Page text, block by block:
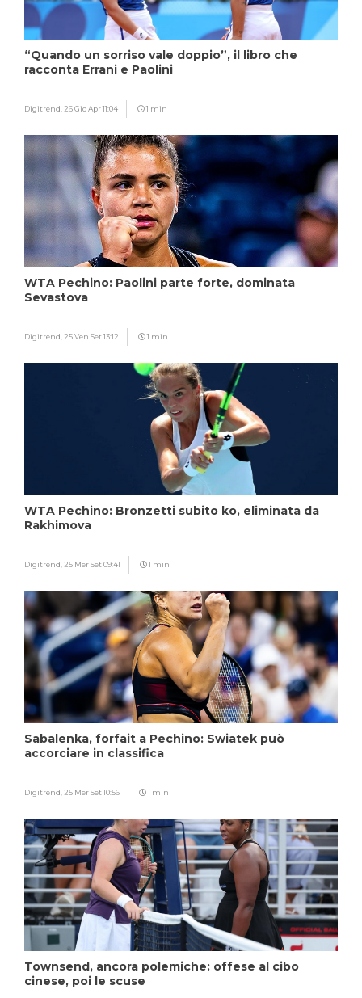
“Quando un sorriso vale doppio”, il libro che
racconta Errani e Paolini
Digitrend, 26 Gio Apr 11:04 1 min
WTA Pechino: Paolini parte forte, dominata
Sevastova
Digitrend, 25 Ven Set 13:12 1 min
WTA Pechino: Bronzetti subito ko, eliminata da
Rakhimova
Digitrend, 25 Mer Set 09:41 1 min
Sabalenka, forfait a Pechino: Swiatek può
accorciare in classifica
Digitrend, 25 Mer Set 10:56 1 min
Townsend, ancora polemiche: offese al cibo
cinese, poi le scuse